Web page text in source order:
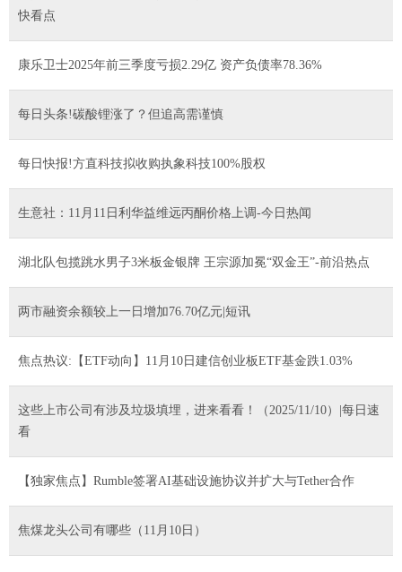
快看点
康乐卫士2025年前三季度亏损2.29亿 资产负债率78.36%
每日头条!碳酸锂涨了？但追高需谨慎
每日快报!方直科技拟收购执象科技100%股权
生意社：11月11日利华益维远丙酮价格上调-今日热闻
湖北队包揽跳水男子3米板金银牌 王宗源加冕“双金王”-前沿热点
两市融资余额较上一日增加76.70亿元|短讯
焦点热议:【ETF动向】11月10日建信创业板ETF基金跌1.03%
这些上市公司有涉及垃圾填埋，进来看看！（2025/11/10）|每日速
看
【独家焦点】Rumble签署AI基础设施协议并扩大与Tether合作
焦煤龙头公司有哪些（11月10日）